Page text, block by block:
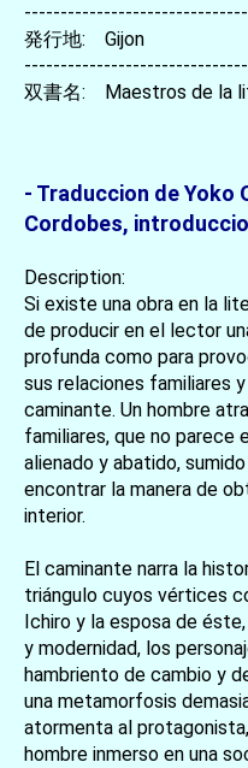
発行地: Gijon
双書名: Maestros de la
- Traduccion de Yoko
Cordobes,
Description:
Si existe una obra en la
de producir en el lector
profunda como para
sus relaciones familiares
caminante. Un hombre
familiares, que no parece
alienado y abatido,
encontrar la manera de
interior.
El caminante narra la
triángulo cuyos vértices
Ichiro y la esposa de
y modernidad, los
hambriento de cambio y
una metamorfosis
atormenta al
hombre inmerso en una